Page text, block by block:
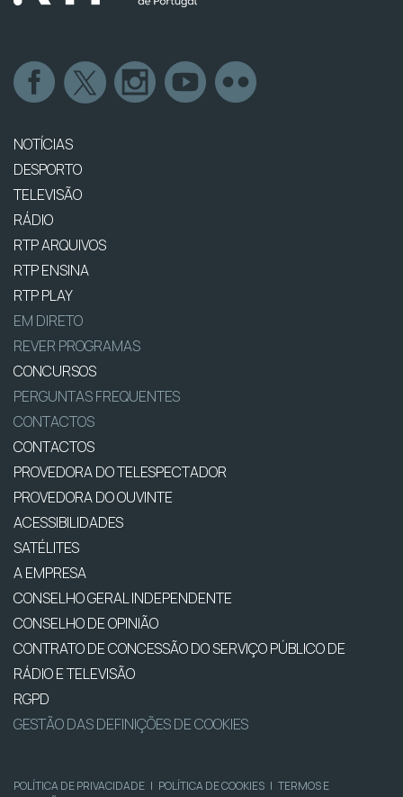
NOTÍCIAS
DESPORTO
TELEVISÃO
RÁDIO
RTP ARQUIVOS
RTP ENSINA
RTP PLAY
EM DIRETO
REVER PROGRAMAS
CONCURSOS
PERGUNTAS FREQUENTES
CONTACTOS
CONTACTOS
PROVEDORA DO TELESPECTADOR
PROVEDORA DO OUVINTE
ACESSIBILIDADES
SATÉLITES
A EMPRESA
CONSELHO GERAL INDEPENDENTE
CONSELHO DE OPINIÃO
CONTRATO DE CONCESSÃO DO SERVIÇO PÚBLICO DE
RÁDIO E TELEVISÃO
RGPD
GESTÃO DAS DEFINIÇÕES DE COOKIES
POLÍTICA DE PRIVACIDADE | POLÍTICA DE COOKIES | TERMOS E